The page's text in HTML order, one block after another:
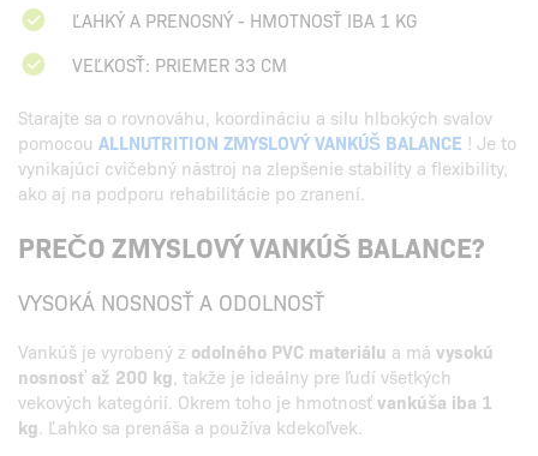
ĽAHKÝ A PRENOSNÝ - HMOTNOSŤ IBA 1 KG
VEĽKOSŤ: PRIEMER 33 CM
Starajte sa o rovnováhu, koordináciu a silu hlbokých svalov
pomocou ALLNUTRITION ZMYSLOVÝ VANKÚŠ BALANCE ! Je to
vynikajúci cvičebný nástroj na zlepšenie stability a flexibility,
ako aj na podporu rehabilitácie po zranení.
PREČO ZMYSLOVÝ VANKÚŠ BALANCE?
VYSOKÁ NOSNOSŤ A ODOLNOSŤ
Vankúš je vyrobený z odolného PVC materiálu a má vysokú
nosnosť až 200 kg, takže je ideálny pre ľudí všetkých
vekových kategórií. Okrem toho je hmotnosťvankúša iba 1
kg. Ľahko sa prenáša a používa kdekoľvek.